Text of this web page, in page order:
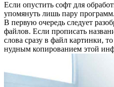
Если опустить софт для
упомянуть лишь пару программ.
В первую очередь следует
файлов. Если прописать
слова сразу в файл картинки,
нудным копированием этой